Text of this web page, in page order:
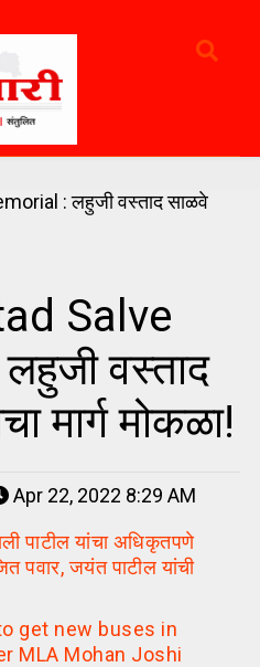
Salve
वस्ताद
मार्ग मोकळा!
Apr 22, 2022 8:29 AM
पाटील यांचा अधिकृतपणे
पवार, जयंत पाटील यांची
get new buses in
MLA Mohan Joshi